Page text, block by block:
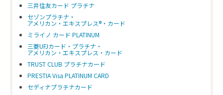
三井住友カード プラチナ
セゾンプラチナ・
アメリカン・エキスプレス®・カード
ミライノ カード PLATINUM
三菱UFJカード・プラチナ・
アメリカン・エキスプレス・カード
TRUST CLUB プラチナカード
PRESTIA Visa PLATINUM CARD
セディナプラチナカード